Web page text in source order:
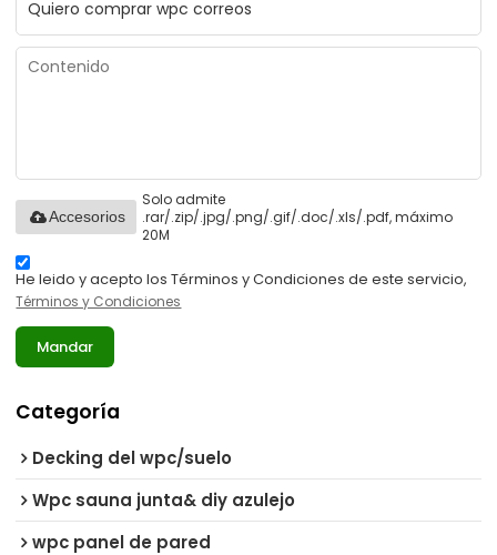
Solo admite
.rar/.zip/.jpg/.png/.gif/.doc/.xls/.pdf, máximo
20M
Accesorios
He leido y acepto los Términos y Condiciones de este servicio,
Términos y Condiciones
Mandar
Categoría
Decking del wpc/suelo
Wpc sauna junta& diy azulejo
wpc panel de pared